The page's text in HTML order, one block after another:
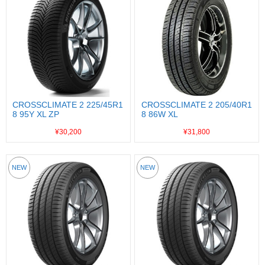
CROSSCLIMATE 2 225/45R1
8 95Y XL ZP
¥30,200
CROSSCLIMATE 2 205/40R1
8 86W XL
¥31,800
NEW NEW